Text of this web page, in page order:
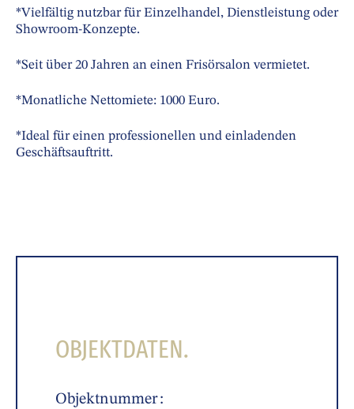
*Vielfältig nutzbar für Einzelhandel, Dienstleistung oder
Showroom-Konzepte.
*Seit über 20 Jahren an einen Frisörsalon vermietet.
*Monatliche Nettomiete: 1000 Euro.
*Ideal für einen professionellen und einladenden
Geschäftsauftritt.
OBJEKTDATEN.
Objektnummer